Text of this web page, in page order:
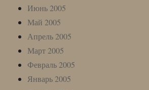
Июнь 2005
Май 2005
Апрель 2005
Март 2005
Февраль 2005
Январь 2005